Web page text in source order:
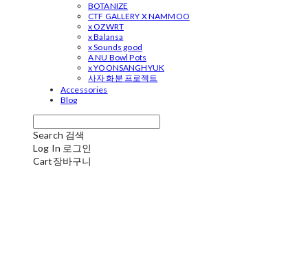
BOTANIZE
CTF GALLERY X NAMMOO
x OZWRT
x Balansa
x Sounds good
A NU Bowl Pots
x YOONSANGHYUK
사자 화분 프로젝트
Accessories
Blog
Search 검색
Log In 로그인
Cart장바구니